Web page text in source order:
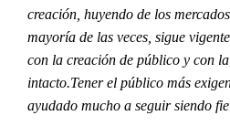
creación, huyendo de los
mayoría de las veces, sigue
con la creación de público y con
intacto.Tener el público más
ayudado mucho a seguir siendo